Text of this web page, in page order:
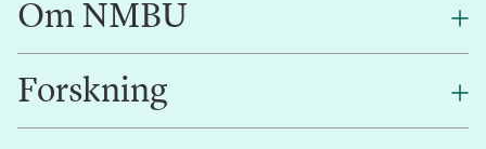
Om NMBU
Om oss
Forskning